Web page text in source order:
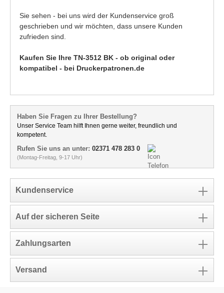
Sie sehen - bei uns wird der Kundenservice groß
geschrieben und wir möchten, dass unsere Kunden
zufrieden sind.
Kaufen Sie Ihre TN-3512 BK - ob original oder
kompatibel - bei Druckerpatronen.de
Haben Sie Fragen zu Ihrer Bestellung?
Unser Service Team hilft Ihnen gerne weiter, freundlich und
kompetent.
Rufen Sie uns an unter: 02371 478 283 0
(Montag-Freitag, 9-17 Uhr)
Kundenservice
Auf der sicheren Seite
Zahlungsarten
Versand